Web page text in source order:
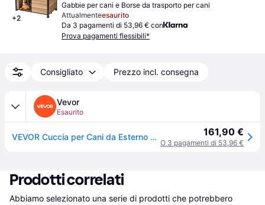
+2
Gabbie per cani e Borse da trasporto per cani
Attualmenteesaurito
Da 3 pagamenti di 53,96 € con
Prova pagamenti flessibili*
Consigliato Prezzo incl. consegna
Vevor
Esaurito
VEVOR Cuccia per Cani da Esterno Cuccia per Cani Isolata Impermeabile con Pavimento Rialzato in Legno Resistente ai Morsi con Struttura in Ferro Tetto Aperto da Esterno per Cani Taglia Media Grande 161,90 €
O 3 pagamenti di 53,96 €
Prodotti correlati
Abbiamo selezionato una serie di prodotti che potrebbero